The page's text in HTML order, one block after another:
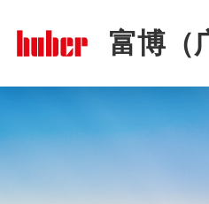
富博（
司